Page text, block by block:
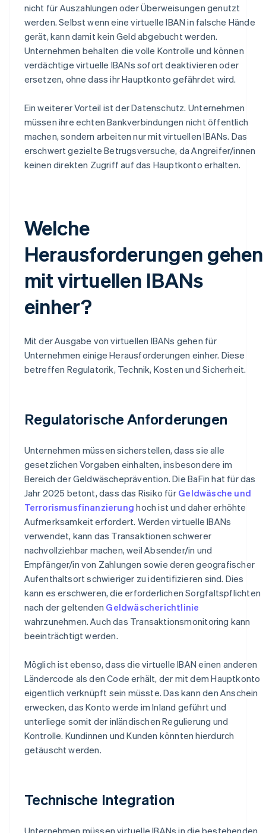
nicht für Auszahlungen oder Überweisungen genutzt
werden. Selbst wenn eine virtuelle IBAN in falsche Hände
gerät, kann damit kein Geld abgebucht werden.
Unternehmen behalten die volle Kontrolle und können
verdächtige virtuelle IBANs sofort deaktivieren oder
ersetzen, ohne dass ihr Hauptkonto gefährdet wird.
Ein weiterer Vorteil ist der Datenschutz. Unternehmen
müssen ihre echten Bankverbindungen nicht öffentlich
machen, sondern arbeiten nur mit virtuellen IBANs. Das
erschwert gezielte Betrugsversuche, da Angreifer/innen
keinen direkten Zugriff auf das Hauptkonto erhalten.
Welche
Herausforderungen gehen
mit virtuellen IBANs
einher?
Mit der Ausgabe von virtuellen IBANs gehen für
Unternehmen einige Herausforderungen einher. Diese
betreffen Regulatorik, Technik, Kosten und Sicherheit.
Regulatorische Anforderungen
Unternehmen müssen sicherstellen, dass sie alle
gesetzlichen Vorgaben einhalten, insbesondere im
Bereich der Geldwäscheprävention. Die BaFin hat für das
Jahr 2025 betont, dass das Risiko für Geldwäsche und
Terrorismusfinanzierung hoch ist und daher erhöhte
Aufmerksamkeit erfordert. Werden virtuelle IBANs
verwendet, kann das Transaktionen schwerer
nachvollziehbar machen, weil Absender/in und
Empfänger/in von Zahlungen sowie deren geografischer
Aufenthaltsort schwieriger zu identifizieren sind. Dies
kann es erschweren, die erforderlichen Sorgfaltspflichten
nach der geltenden Geldwäscherichtlinie
wahrzunehmen. Auch das Transaktionsmonitoring kann
beeinträchtigt werden.
Möglich ist ebenso, dass die virtuelle IBAN einen anderen
Ländercode als den Code erhält, der mit dem Hauptkonto
eigentlich verknüpft sein müsste. Das kann den Anschein
erwecken, das Konto werde im Inland geführt und
unterliege somit der inländischen Regulierung und
Kontrolle. Kundinnen und Kunden könnten hierdurch
getäuscht werden.
Technische Integration
Unternehmen müssen virtuelle IBANs in die bestehenden